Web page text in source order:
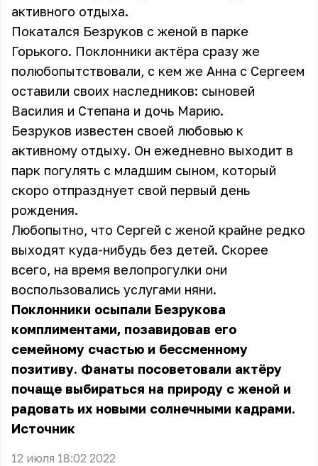
активного отдыха.
Покатался Безруков с женой в парке
Горького. Поклонники актёра сразу же
полюбопытствовали, с кем же Анна с Сергеем
оставили своих наследников: сыновей
Василия и Степана и дочь Марию.
Безруков известен своей любовью к
активному отдыху. Он ежедневно выходит в
парк погулять с младшим сыном, который
скоро отпразднует свой первый день
рождения.
Любопытно, что Сергей с женой крайне редко
выходят куда-нибудь без детей. Скорее
всего, на время велопрогулки они
воспользовались услугами няни.
Поклонники осыпали Безрукова
комплиментами, позавидовав его
семейному счастью и бессменному
позитиву. Фанаты посоветовали актёру
почаще выбираться на природу с женой и
радовать их новыми солнечными кадрами.
Источник
12 июля 18:02 2022